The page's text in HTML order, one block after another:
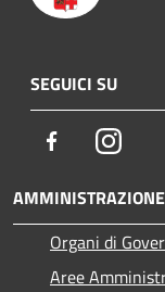
SEGUICI SU
Facebook
AMMINISTRAZIONE
Organi di
Aree